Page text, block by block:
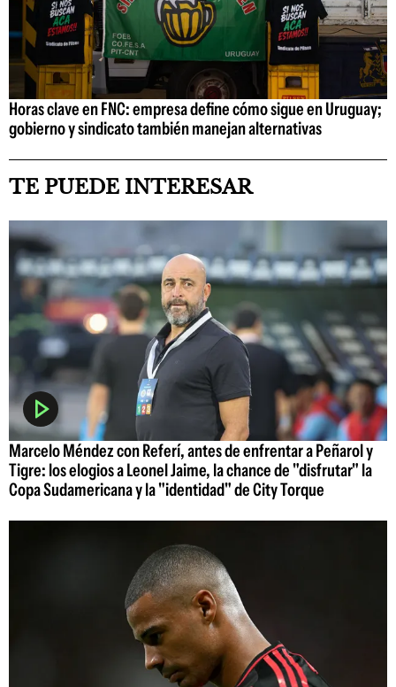
Horas clave en FNC: empresa define cómo sigue en Uruguay;
gobierno y sindicato también manejan alternativas
TE PUEDE INTERESAR
Marcelo Méndez con Referí, antes de enfrentar a Peñarol y
Tigre: los elogios a Leonel Jaime, la chance de "disfrutar" la
Copa Sudamericana y la "identidad" de City Torque